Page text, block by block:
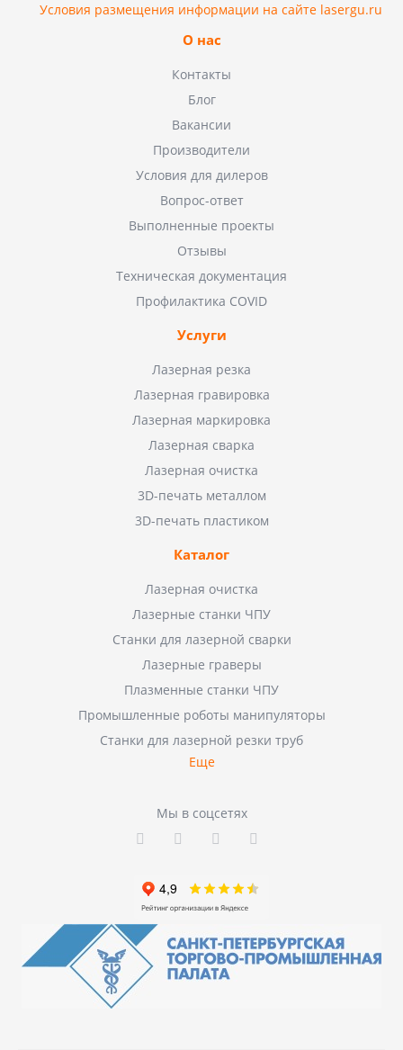
Условия размещения информации на сайте lasergu.ru
О нас
Контакты
Блог
Вакансии
Производители
Условия для дилеров
Вопрос-ответ
Выполненные проекты
Отзывы
Техническая документация
Профилактика COVID
Услуги
Лазерная резка
Лазерная гравировка
Лазерная маркировка
Лазерная сварка
Лазерная очистка
3D-печать металлом
3D-печать пластиком
Каталог
Лазерная очистка
Лазерные станки ЧПУ
Станки для лазерной сварки
Лазерные граверы
Плазменные станки ЧПУ
Промышленные роботы манипуляторы
Станки для лазерной резки труб
Еще
Мы в соцсетях